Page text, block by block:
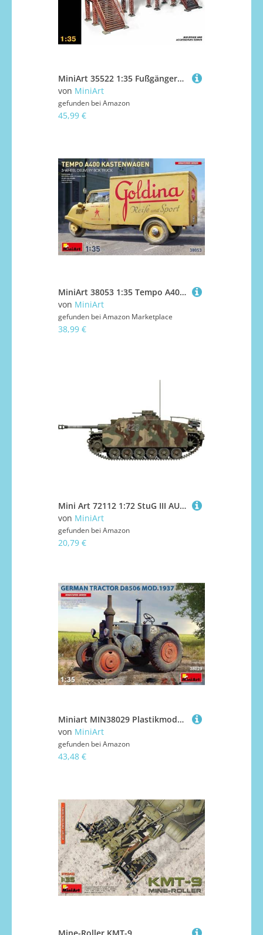
MiniArt 35522 1:35 Fußgängerbrücke - originalgetreue Nachbildung, Modellbau, Plastik Bausatz, Basteln, Hobby, Kleben, Modellbausatz, Zusammenbauen, unlackiert
von MiniArt
gefunden bei Amazon
45,99 €
MiniArt 38053 1:35 Tempo A400 3 Rad Lieferwagen - originalgetreue Nachbildung, Modellbau, Plastik Bausatz, Basteln, Hobby, Kleben, Modellbausatz, Zusammenbauen, unlackiert
von MiniArt
gefunden bei Amazon Marketplace
38,99 €
Mini Art 72112 1:72 StuG III AUSF. G MIAG Spät. Prod. - originalgetreue Nachbildung, Modellbau, Plastik Bausatz, Basteln, Hobby, Kleben, Modellbausatz, Zusammenbauen, unlackiert
von MiniArt
gefunden bei Amazon
20,79 €
Miniart MIN38029 Plastikmodellbausatz, geformte Farbe
von MiniArt
gefunden bei Amazon
43,48 €